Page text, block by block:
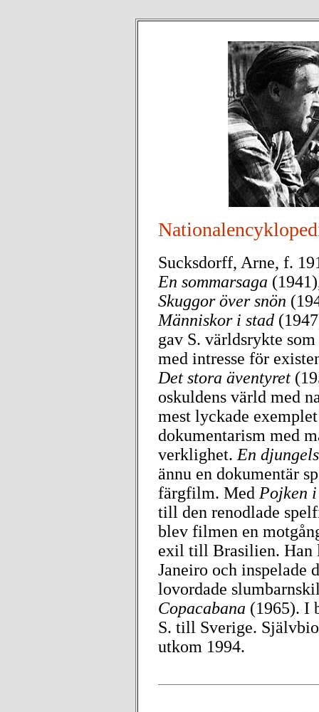
Sucksdorff, Arne, f.
En sommarsaga
Skuggor över snön
Människor i stad
gav S. världsrykte
med intresse för
Det stora äventyret
oskuldens värld med
mest lyckade
dokumentarism med
verklighet. En
ännu en dokumentär
färgfilm. Med Pojken
till den renodlade
blev filmen en
exil till Brasilien. Han
Janeiro och inspelade
lovordade
Copacabana (1965). I
S. till Sverige.
utkom 1994.